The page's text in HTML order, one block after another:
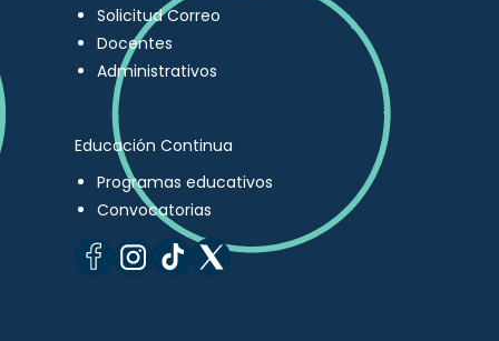
Solicitud Correo
Docentes
Administrativos
Educación Continua
Programas educativos
Convocatorias